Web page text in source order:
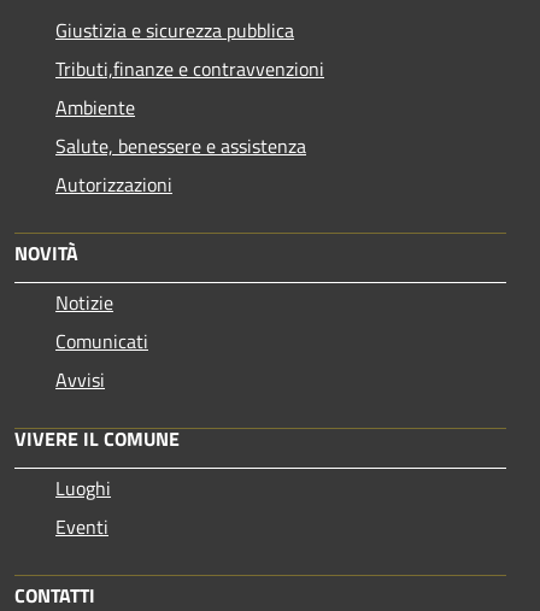
Giustizia e sicurezza pubblica
Tributi,finanze e contravvenzioni
Ambiente
Salute, benessere e assistenza
Autorizzazioni
NOVITÀ
Notizie
Comunicati
Avvisi
VIVERE IL COMUNE
Luoghi
Eventi
CONTATTI